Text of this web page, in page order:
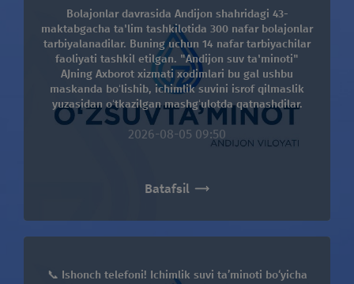
OCHIQLIK SIYOSATI
Telegram orqali murojaat qiling:
Bolajonlar davrasida Andijon shahridagi 43-
maktabgacha ta'lim tashkilotida 300 nafar bolajonlar
tarbiyalanadilar. Buning uchun 14 nafar tarbiyachilar
faoliyati tashkil etilgan. "Andijon suv ta'minoti"
AJning Axborot xizmati xodimlari bu gal ushbu
maskanda boʻlishib, ichimlik suvini isrof qilmaslik
yuzasidan oʻtkazilgan mashgʻulotda qatnashdilar.
2026-08-05 09:50
Batafsil
📞 Ishonch telefoni! Ichimlik suvi ta’minoti bo‘yicha